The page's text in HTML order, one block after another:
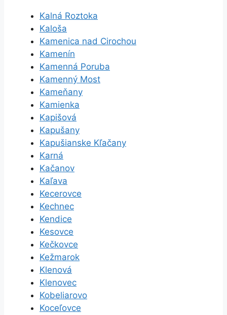
Kalná Roztoka
Kaloša
Kamenica nad Cirochou
Kamenín
Kamenná Poruba
Kamenný Most
Kameňany
Kamienka
Kapišová
Kapušany
Kapušianske Kľačany
Karná
Kačanov
Kaľava
Kecerovce
Kechnec
Kendice
Kesovce
Kečkovce
Kežmarok
Klenová
Klenovec
Kobeliarovo
Koceľovce